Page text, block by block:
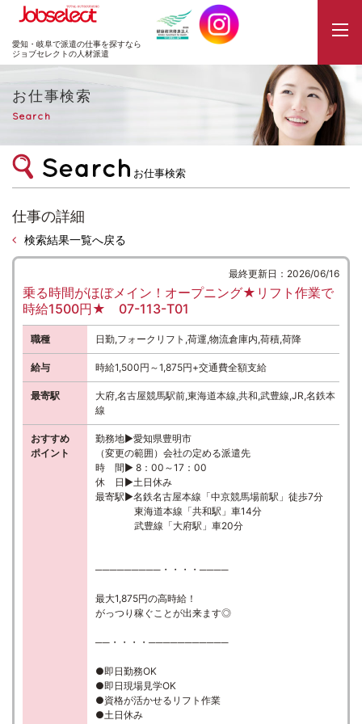
JobSelect
愛知・岐阜で派遣の仕事を探すなら
ジョブセレクトの人材派遣
お仕事検索
Search
お仕事検索
仕事の詳細
検索結果一覧へ戻る
最終更新日：2026/06/16
乗る時間がほぼメイン！オープニング★リフト作業で
時給1500円★ 07-113-T01
職種 日勤,フォークリフト,荷運,物流倉庫内,荷積,荷降
給与 時給1,500円～1,875円+交通費全額支給
最寄駅
大府,名古屋競馬駅前,東海道本線,共和,武豊線,JR,名鉄本
線
おすすめ
ポイント
勤務地▶愛知県豊明市
（変更の範囲）会社の定める派遣先
時 間▶ 8：00～17：00
休 日▶土日休み
最寄駅▶名鉄名古屋本線「中京競馬場前駅」徒歩7分
東海道本線「共和駅」車14分
武豊線「大府駅」車20分
─────────・・・・────
最大1,875円の高時給！
がっつり稼ぐことが出来ます◎
──・・・・───────────
●即日勤務OK
●即日現場見学OK
●資格が活かせるリフト作業
●土日休み